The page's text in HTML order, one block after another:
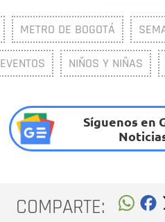
METRO DE BOGOTÁ
EVENTOS NIÑOS Y NIÑAS
Síguenos en
COMPARTE: